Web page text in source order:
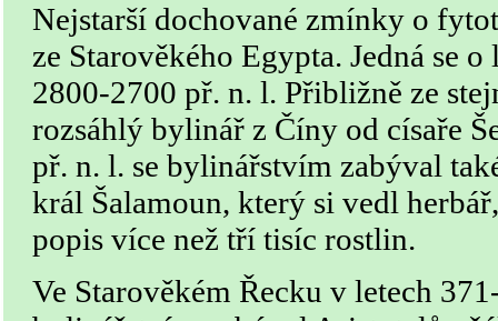
Nejstarší dochované zmínky o
ze Starověkého Egypta. Jedná se
2800-2700 př. n. l. Přibližně ze
rozsáhlý bylinář z Číny od císaře
př. n. l. se bylinářstvím zabýval
král Šalamoun, který si vedl
popis více než tří tisíc rostlin.
Ve Starověkém Řecku v letech